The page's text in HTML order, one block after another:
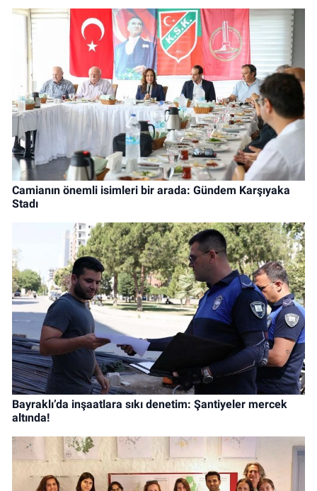
Camianın önemli isimleri bir arada: Gündem Karşıyaka
Stadı
Bayraklı’da inşaatlara sıkı denetim: Şantiyeler mercek
altında!